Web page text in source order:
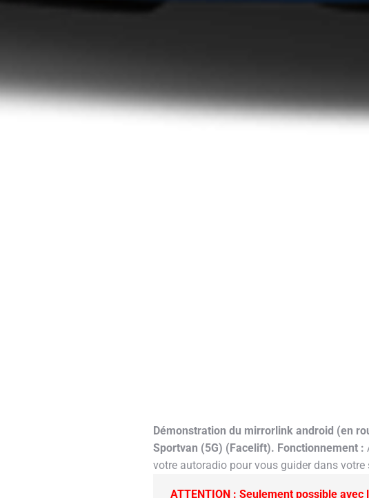
Démonstration du mirrorlink android (en
Sportvan (5G) (Facelift). Fonctionnement :
votre autoradio pour vous guider dans
ATTENTION : Seulement possible